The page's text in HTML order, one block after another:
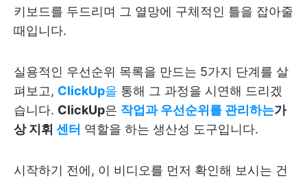
키보드를 두드리며 그 열망에 구체적인 틀을 잡아줄
때입니다.
실용적인 우선순위 목록을 만드는 5가지 단계를 살
펴보고, ClickUp을 통해 그 과정을 시연해 드리겠
습니다. ClickUp은 작업과 우선순위를 관리하는가
상 지휘 센터 역할을 하는 생산성 도구입니다.
시작하기 전에, 이 비디오를 먼저 확인해 보시는 건